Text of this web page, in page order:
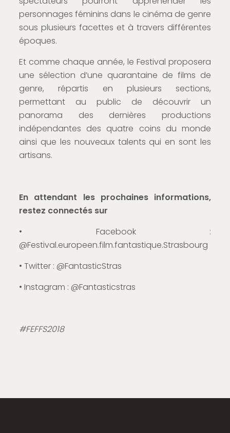
personnages féminins dans le cinéma de genre
sous plusieurs facettes et à travers différentes
époques.
Et comme chaque année, le Festival proposera
une sélection d’une quarantaine de films de
genre, répartis en plusieurs sections,
permettant au public de découvrir un
panorama des dernières productions
indépendantes des quatre coins du monde
ainsi que les nouveaux talents qui en sont les
artisans.
En attendant les prochaines informations,
restez connectés sur
• Facebook :
@Festival.europeen.film.fantastique.Strasbourg
• Twitter : @FantasticStras
• Instagram : @Fantasticstras
#FEFFS2018